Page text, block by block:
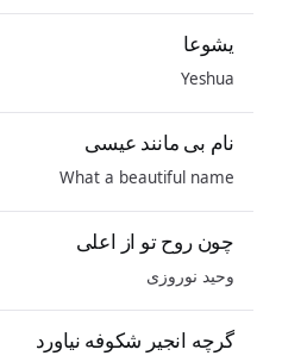
یشوعا
Yeshua
نام بی مانند عیسی
What a beautiful name
چون روح تو از اعلی
وحید نوروزی
گرچه انجیر شکوفه نیاورد